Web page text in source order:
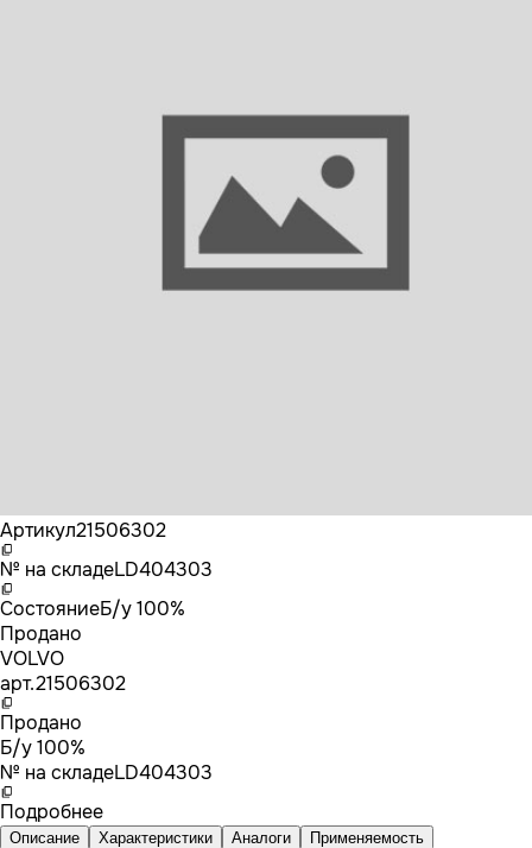
Артикул21506302
№ на складеLD404303
СостояниеБ/у 100%
Продано
VOLVO
арт.21506302
Продано
Б/у 100%
№ на складеLD404303
Подробнее
Описание Характеристики Аналоги Применяемость